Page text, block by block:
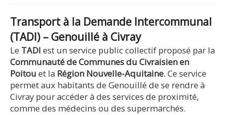
Transport à la Demande Intercommunal
(TADI) – Genouillé à Civray
Le TADI est un service public collectif proposé par la
Communauté de Communes du Civraisien en
Poitou et la Région Nouvelle-Aquitaine. Ce service
permet aux habitants de Genouillé de se rendre à
Civray pour accéder à des services de proximité,
comme des médecins ou des supermarchés.